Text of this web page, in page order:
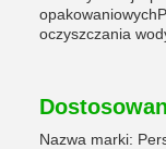
oczyszczania
Nazwa marki: